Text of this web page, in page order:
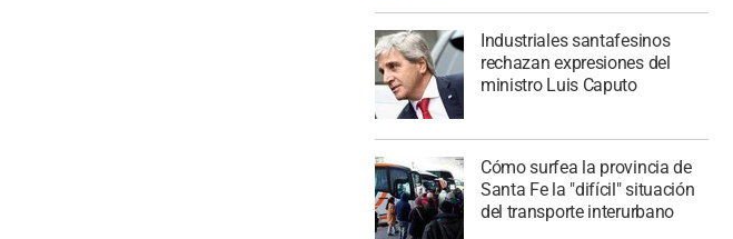
Industriales santafesinos
rechazan expresiones del
ministro Luis Caputo
Cómo surfea la provincia de
Santa Fe la "difícil" situación
del transporte interurbano